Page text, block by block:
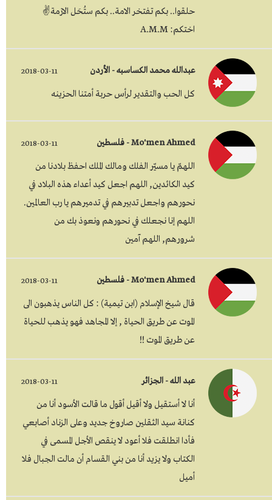
حلقوا.. بكم تفتخر الامة.. بكم ستُحَل الازمة✌
اختكم: A.M.M
عبدالله محمد الكساسبه - الأردن 2018-03-11
كل الحب والتقدير لرأس حربة أمتنا الحزينه
Mo'men Ahmed - فلسطين 2018-03-11
اللهمّ يا مسيّر الفلك ومالك الملك احفظ بلادنا من
كيد الكائدين, اللهم اجعل كيد أعداء هذه البلاد في
نحورهم واجعل تدبيرهم في تدميرهم يا رب العالمين.
اللهم إنا نجعلك في نحورهم ونعوذ بك من
شرورهم, اللهم آمين
Mo'men Ahmed - فلسطين 2018-03-11
قال شيخ الإسلام (ابن تيمية) : كل الناس يذهبون الى
الموت عن طريق الحياة , إلا المجاهد فهو يذهب للحياة
عن طريق الموت !!
عبد الله - الجزائر 2018-03-11
أنا لا أستقيل ولا أقيل أقول ما قالت الأسود أنا من
كنانة سيد الثقلين صاروخ جديد وعلى الزناد أصابعي
فأدا انطلقت فلا أعود لا ينقص الأجل المسمى في
الكتاب ولا يزيد أنا من بني القسام أن مالت الجبال فلا
أميل